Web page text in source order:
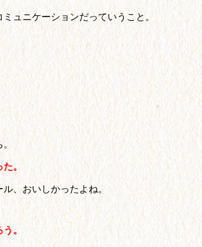
ュニケーションだっていうこと。
。
、おいしかったよね。
。